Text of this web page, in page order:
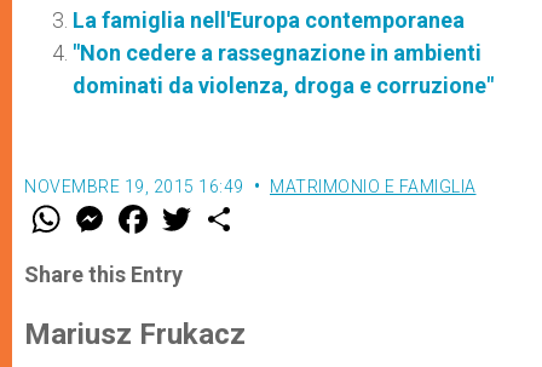
La famiglia nell'Europa contemporanea
"Non cedere a rassegnazione in ambienti
dominati da violenza, droga e corruzione"
NOVEMBRE 19, 2015 16:49 MATRIMONIO E FAMIGLIA
W
t
s
p
p
M
e
s
e
g
e
F
a
e
b
o
k
w
r
Share this Entry
Mariusz Frukacz